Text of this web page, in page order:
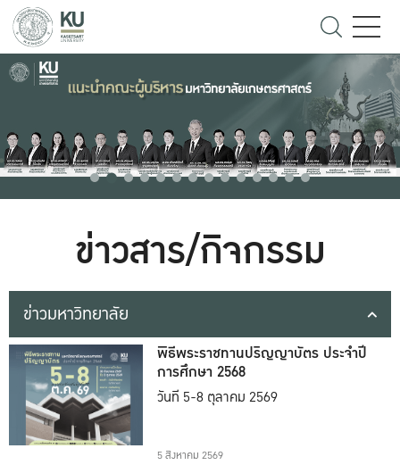
ข่าวสาร/กิจกรรม
ข่าวมหาวิทยาลัย
พิธีพระราชทานปริญญาบัตร ประจำปี
การศึกษา 2568
วันที่ 5-8 ตุลาคม 2569
5 สิงหาคม 2569